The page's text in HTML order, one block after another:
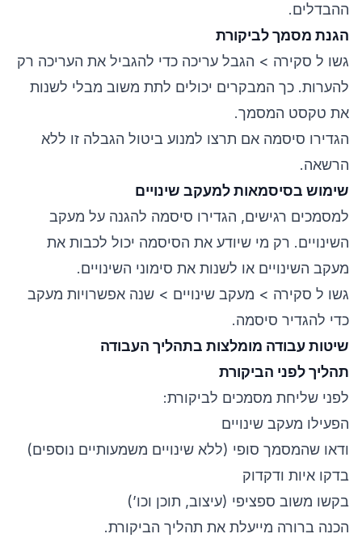
ההבדלים.
הגנת מסמך לביקורת
גשו ל סקירה > הגבל עריכה כדי להגביל את העריכה רק
להערות. כך המבקרים יכולים לתת משוב מבלי לשנות
את טקסט המסמך.
הגדירו סיסמה אם תרצו למנוע ביטול הגבלה זו ללא
הרשאה.
שימוש בסיסמאות למעקב שינויים
למסמכים רגישים, הגדירו סיסמה להגנה על מעקב
השינויים. רק מי שיודע את הסיסמה יכול לכבות את
מעקב השינויים או לשנות את סימוני השינויים.
גשו ל סקירה > מעקב שינויים > שנה אפשרויות מעקב
כדי להגדיר סיסמה.
שיטות עבודה מומלצות בתהליך העבודה
תהליך לפני הביקורת
לפני שליחת מסמכים לביקורת:
הפעילו מעקב שינויים
ודאו שהמסמך סופי (ללא שינויים משמעותיים נוספים)
בדקו איות ודקדוק
בקשו משוב ספציפי (עיצוב, תוכן וכו’)
הכנה ברורה מייעלת את תהליך הביקורת.